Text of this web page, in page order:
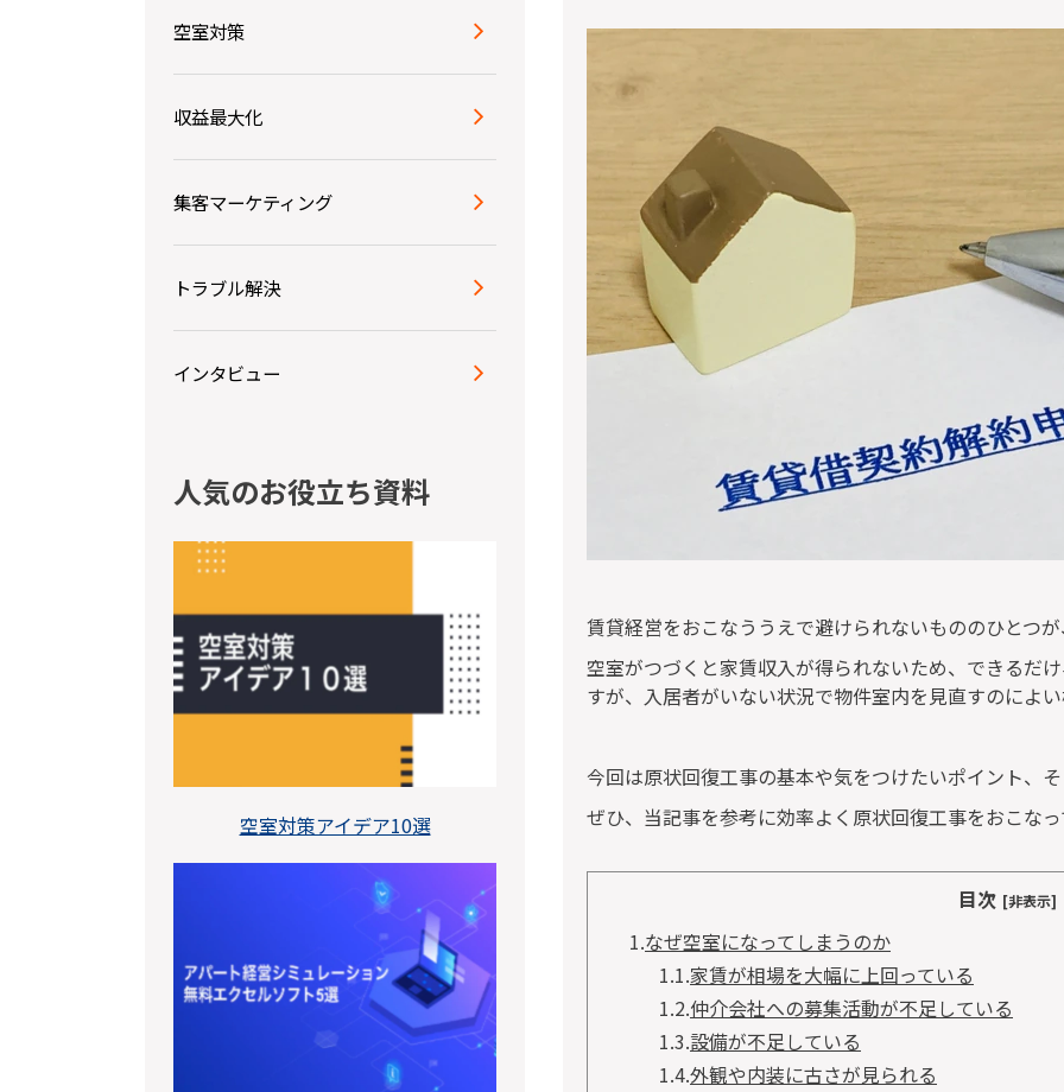
空室対策
収益最大化
集客マーケティング
トラブル解決
インタビュー
人気のお役立ち資料
空室対策アイデア10選
賃貸経営をおこなううえで避けられないもののひとつ
空室がつづくと家賃収入が得られないため、できるだ
すが、入居者がいない状況で物件室内を見直すのによ
今回は原状回復工事の基本や気をつけたいポイント、
ぜひ、当記事を参考に効率よく原状回復工事をおこな
目次 [非表示]
1.なぜ空室になってしまうのか
1.1.家賃が相場を大幅に上回っている
1.2.仲介会社への募集活動が不足している
1.3.設備が不足している
1.4.外観や内装に古さが見られる